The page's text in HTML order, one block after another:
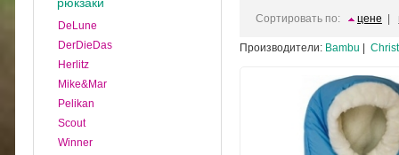
DeLune
DerDieDas
Herlitz
Mike&Mar
Pelikan
Scout
Winner
Сортировать по: цене
Производители: Bambu Christ